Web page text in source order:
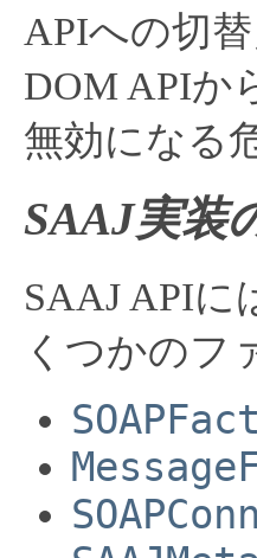
APIへの切
DOM APIか
無効になる
SAAJ実装
SAAJ API
くつかのフ